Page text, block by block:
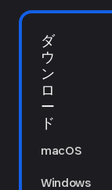
ダ
ウ
ン
ロ
ー
ド
macOS
Windows